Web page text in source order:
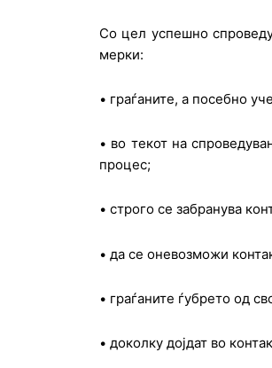
Со цел успешно
мерки:
• граѓаните, а посебно
• во текот на
процес;
• строго се забранува
• да се оневозможи
• граѓаните ѓубрето од
• доколку дојдат во